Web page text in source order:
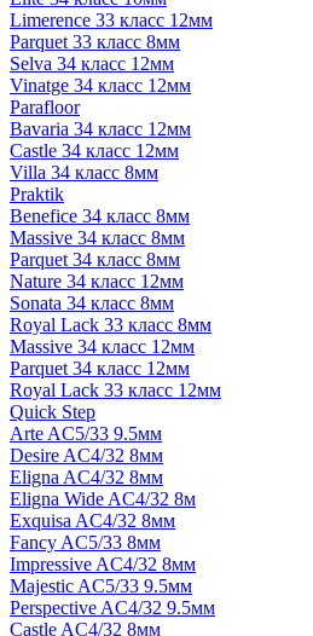
Limerence 33 класс 12мм
Parquet 33 класс 8мм
Selva 34 класс 12мм
Vinatge 34 класс 12мм
Parafloor
Bavaria 34 класс 12мм
Castle 34 класс 12мм
Villa 34 класс 8мм
Praktik
Benefice 34 класс 8мм
Massive 34 класс 8мм
Parquet 34 класс 8мм
Nature 34 класс 12мм
Sonata 34 класс 8мм
Royal Lack 33 класс 8мм
Massive 34 класс 12мм
Parquet 34 класс 12мм
Royal Lack 33 класс 12мм
Quick Step
Arte AC5/33 9.5мм
Desire AC4/32 8мм
Eligna AC4/32 8мм
Eligna Wide AC4/32 8м
Exquisa AC4/32 8мм
Fancy AC5/33 8мм
Impressive AC4/32 8мм
Majestic AC5/33 9.5мм
Perspective AC4/32 9.5мм
Castle AC4/32 8мм